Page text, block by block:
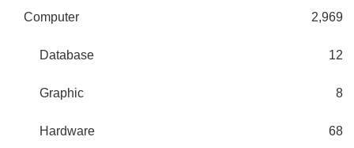
Computer 2,969
Database 12
Graphic 8
Hardware 68